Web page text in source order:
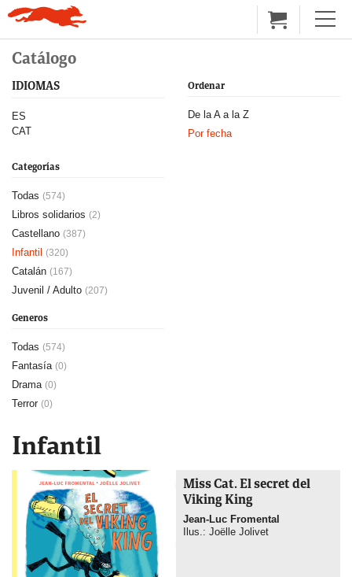
Catálogo
Ordenar
De la A a la Z
Por fecha
IDIOMAS
ES
CAT
Categorías
Todas (574)
Libros solidarios (2)
Castellano (387)
Infantil (320)
Catalán (167)
Juvenil / Adulto (207)
Generos
Todas (574)
Fantasía (0)
Drama (0)
Terror (0)
Infantil
Miss Cat. El secret del
Viking King
Jean-Luc Fromental
Ilus.: Joëlle Jolivet